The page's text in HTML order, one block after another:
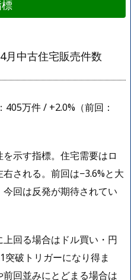
中古住宅販売件数
万件 / +2.0%（前回：
示す指標。住宅需要はロ
される。前回は−3.6%と大
回は反発が期待されてい
回る場合はドル買い・円
突破トリガーになり得ま
回並みにとどまる場合は